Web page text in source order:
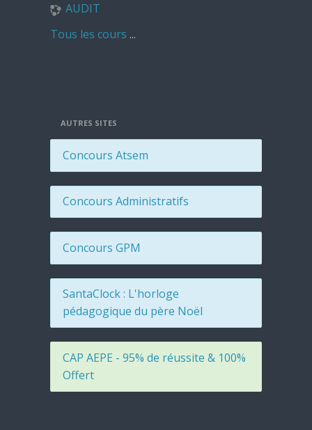
AUDIT
Tous les cours ...
AUTRES SITES
Concours Atsem
Concours Administratifs
Concours GPM
SantaClock : L'horloge
pédagogique du père Noël
CAP AEPE - 95% de réussite & 100%
Offert